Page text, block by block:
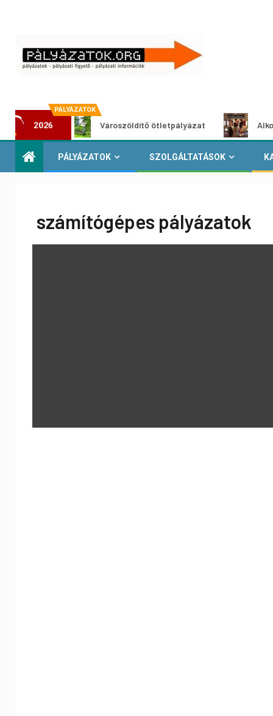
PÁLYÁZATOK
2026 Városzöldítő ötletpályázat Alkotói
PÁLYÁZATOK SZOLGÁLTATÁSOK
számítógépes pályázatok